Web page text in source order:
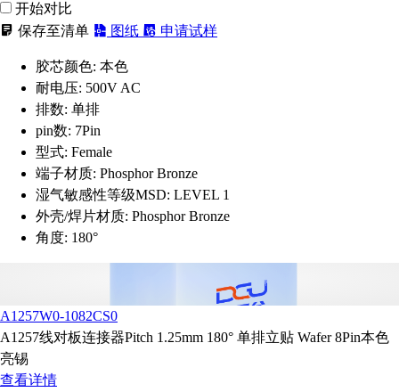
开始对比
保存至清单
图纸 申请试样
胶芯颜色: 本色
耐电压: 500V AC
排数: 单排
pin数: 7Pin
型式: Female
端子材质: Phosphor Bronze
湿气敏感性等级MSD: LEVEL 1
外壳/焊片材质: Phosphor Bronze
角度: 180°
A1257W0-1082CS0
A1257线对板连接器Pitch 1.25mm 180° 单排立贴 Wafer 8Pin本色
亮锡
查看详情